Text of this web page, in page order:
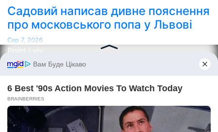
Садовий написав дивне пояснення
про московського попа у Львові
Сер 7, 2026
Point Lviv
Сайт працює на WordPress
Themeansar.